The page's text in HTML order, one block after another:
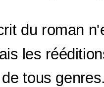
du roman
les
tous